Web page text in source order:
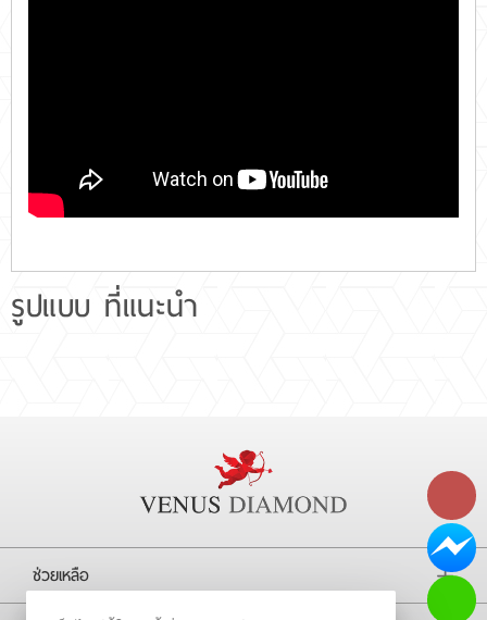
รูปแบบ ที่แนะนำ
ช่วยเหลือ